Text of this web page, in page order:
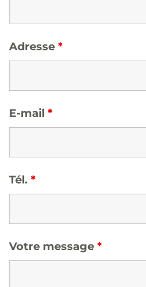
Adresse *
E-mail *
Tél. *
Votre message *